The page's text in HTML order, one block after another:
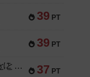
39 PT
39 PT
37 PT
フリップ７：復讐心とともに